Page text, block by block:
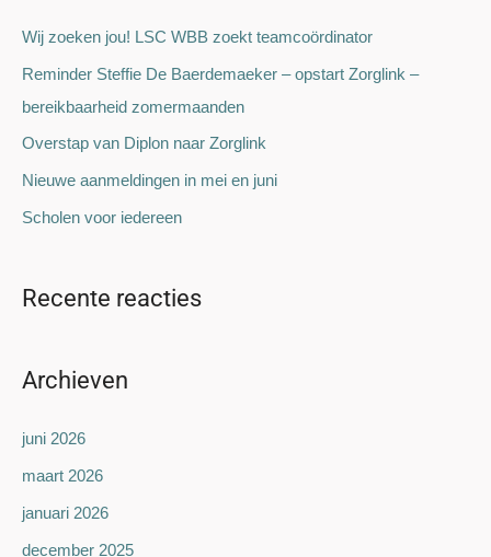
Wij zoeken jou! LSC WBB zoekt teamcoördinator
Reminder Steffie De Baerdemaeker – opstart Zorglink –
bereikbaarheid zomermaanden
Overstap van Diplon naar Zorglink
Nieuwe aanmeldingen in mei en juni
Scholen voor iedereen
Recente reacties
Archieven
juni 2026
maart 2026
januari 2026
december 2025